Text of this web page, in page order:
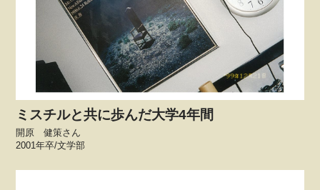
ミスチルと共に歩んだ大学4年間
開原 健策さん
2001年卒/文学部